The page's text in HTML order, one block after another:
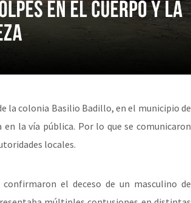
la colonia Basilio Badillo, en el municipio de
la vía pública. Por lo que se comunicaron
locales.
el deceso de un masculino de